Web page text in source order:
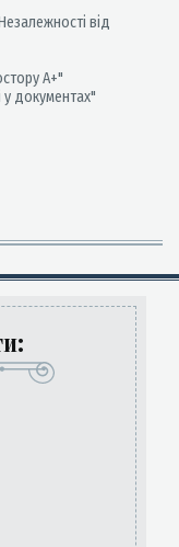
від
А+"
у документах"